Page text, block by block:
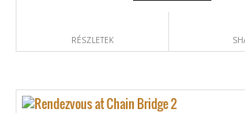
RÉSZLETEK